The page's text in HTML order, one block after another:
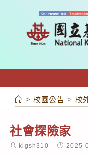
容
> 校園公告 > 校
社會探險家
Postklgsh310
Post2025-